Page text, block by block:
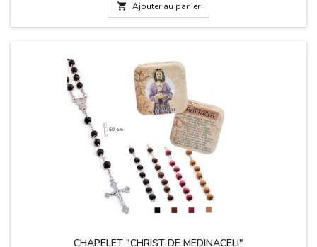
10 x 3 x 10 cm...
 Ajouter au panier
CHAPELET "CHRIST DE MEDINACELI"